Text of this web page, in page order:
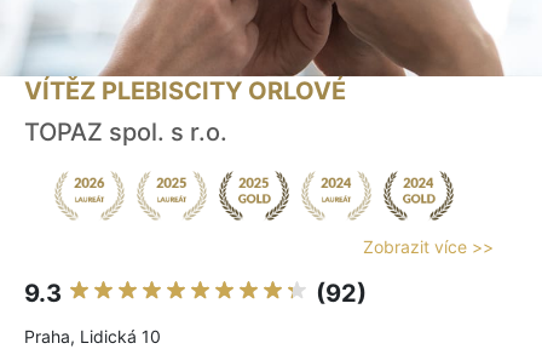
VÍTĚZ PLEBISCITY ORLOVÉ
TOPAZ spol. s r.o.
Zobrazit více >>
9.3 (92)
Praha, Lidická 10